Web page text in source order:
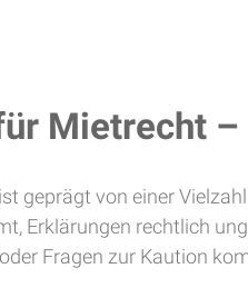
Mietrecht
geprägt von einer
Erklärungen rechtlich
Fragen zur Kaution